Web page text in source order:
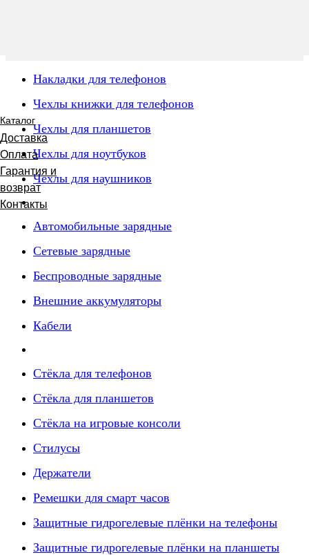
Каталог
Доставка
Оплата
Гарантия и
возврат
Контакты
Накладки для телефонов
Чехлы книжки для телефонов
Чехлы для планшетов
Чехлы для ноутбуков
Чехлы для наушников
Автомобильные зарядные
Сетевые зарядные
Беспроводные зарядные
Внешние аккумуляторы
Кабели
Стёкла для телефонов
Стёкла для планшетов
Стёкла на игровые консоли
Стилусы
Держатели
Ремешки для смарт часов
Защитные гидрогелевые плёнки на телефоны
Защитные гидрогелевые плёнки на планшеты